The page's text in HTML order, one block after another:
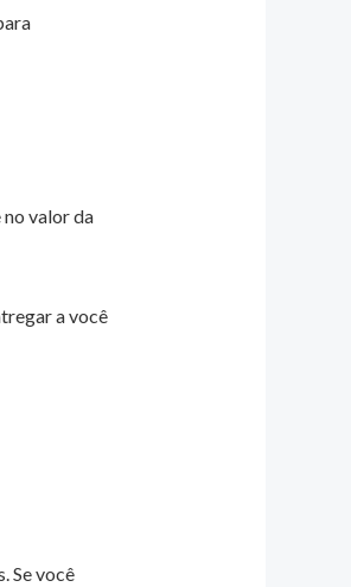
valor da
a você
Se você